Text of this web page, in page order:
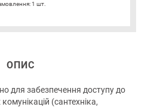
1 шт.
ОПИС
для забезпечення доступу до
комунікацій (сантехніка,